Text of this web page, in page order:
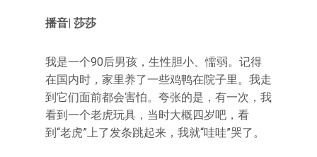
播音| 莎莎
我是一个90后男孩，生性胆小、懦弱。记得
在国内时，家里养了一些鸡鸭在院子里。我走
到它们面前都会害怕。夸张的是，有一次，我
看到一个老虎玩具，当时大概四岁吧，看
到“老虎”上了发条跳起来，我就“哇哇”哭了。